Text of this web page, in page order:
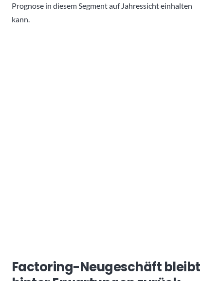
Prognose in diesem Segment auf Jahressicht einhalten
kann.
Factoring-Neugeschäft bleibt